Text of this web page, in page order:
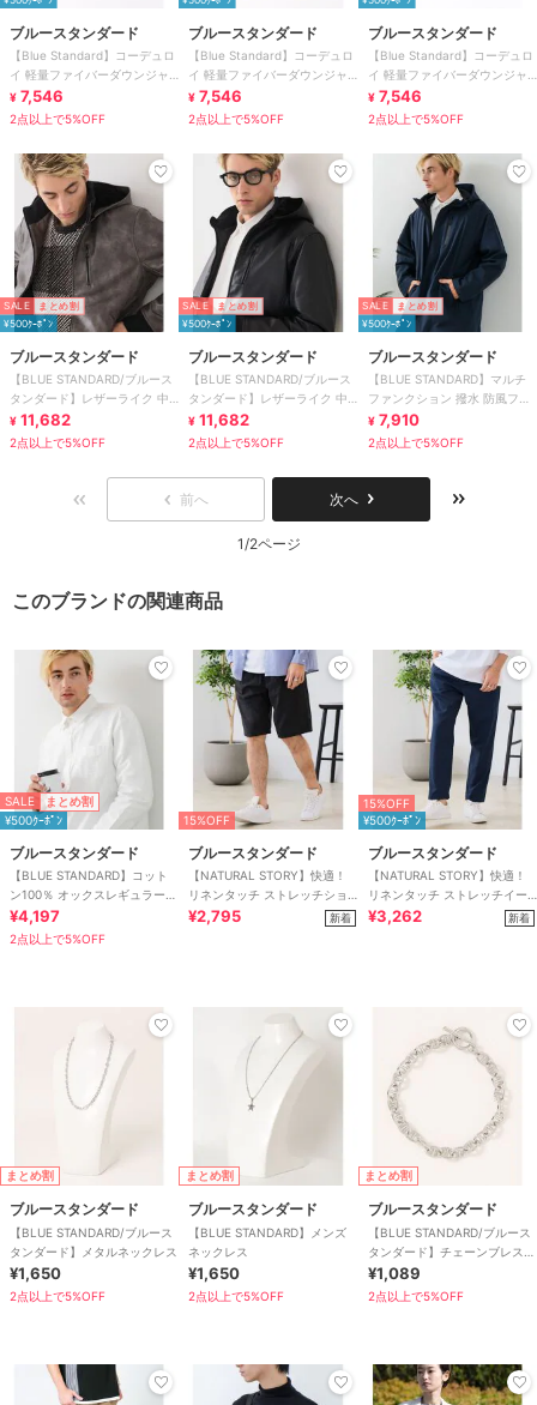
ブルースタンダード
【Blue Standard】コーデュロ
イ 軽量ファイバーダウンジャ
ケット エコダウン
¥ 7,546
2点以上で5%OFF
ブルースタンダード
【Blue Standard】コーデュロ
イ 軽量ファイバーダウンジャ
ケット エコダウン
¥ 7,546
2点以上で5%OFF
ブルースタンダード
【Blue Standard】コーデュロ
イ 軽量ファイバーダウンジャ
ケット エコダウン
¥ 7,546
2点以上で5%OFF
SALE
まとめ割
¥500ｸｰﾎﾟﾝ
ブルースタンダード
【BLUE STANDARD/ブルース
タンダード】レザーライク 中
綿フードジャケット
¥ 11,682
2点以上で5%OFF
SALE
まとめ割
¥500ｸｰﾎﾟﾝ
ブルースタンダード
【BLUE STANDARD/ブルース
タンダード】レザーライク 中
綿フードジャケット
¥ 11,682
2点以上で5%OFF
SALE
まとめ割
¥500ｸｰﾎﾟﾝ
ブルースタンダード
【BLUE STANDARD】マルチ
ファンクション 撥水 防風フー
ド付き ハーフコート
¥ 7,910
2点以上で5%OFF
前へ 次へ
1/2ページ
このブランドの関連商品
SALE まとめ割
¥500ｸｰﾎﾟﾝ
ブルースタンダード
【BLUE STANDARD】コット
ン100％ オックスレギュラーカ
ラー リラックスシルエットシ
ャツ
¥4,197
2点以上で5%OFF
15%OFF
ブルースタンダード
【NATURAL STORY】快適！
リネンタッチ ストレッチショ
ートパンツ リネンライク 清涼
¥2,795 新着
15%OFF
¥500ｸｰﾎﾟﾝ
ブルースタンダード
【NATURAL STORY】快適！
リネンタッチ ストレッチイー
ジーパンツ 蒸れにくい リネン
¥3,262 新着
まとめ割
ブルースタンダード
【BLUE STANDARD/ブルース
タンダード】メタルネックレス
¥1,650
2点以上で5%OFF
まとめ割
ブルースタンダード
【BLUE STANDARD】メンズ
ネックレス
¥1,650
2点以上で5%OFF
まとめ割
ブルースタンダード
【BLUE STANDARD/ブルース
タンダード】チェーンブレスレ
ット
¥1,089
2点以上で5%OFF